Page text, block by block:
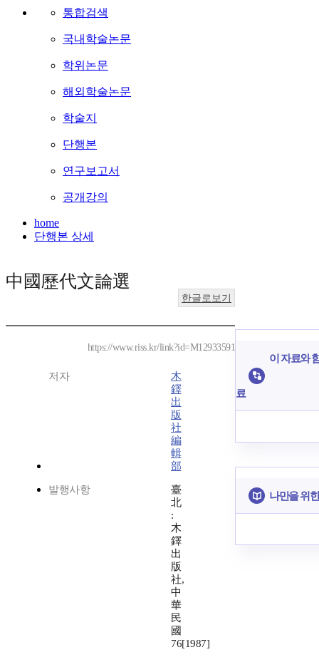
통합검색
국내학술논문
학위논문
해외학술논문
학술지
단행본
연구보고서
공개강의
home
단행본 상세
中國歷代文論選
한글로보기
https://www.riss.kr/link?id=M12933591
저자
木
鐸
出
版
社
編
輯
部
발행사항
臺
北
:
木
鐸
出
版
社,
中
華
民
國
76[1987]
이 자료와
료
나만을 위